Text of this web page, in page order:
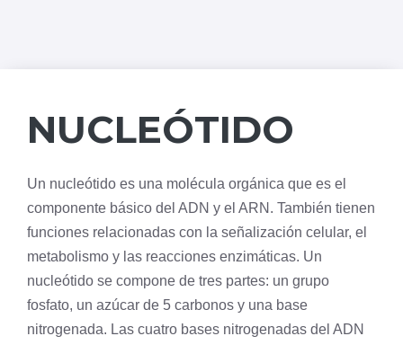
NUCLEÓTIDO
Un nucleótido es una molécula orgánica que es el
componente básico del ADN y el ARN. También tienen
funciones relacionadas con la señalización celular, el
metabolismo y las reacciones enzimáticas. Un
nucleótido se compone de tres partes: un grupo
fosfato, un azúcar de 5 carbonos y una base
nitrogenada. Las cuatro bases nitrogenadas del ADN